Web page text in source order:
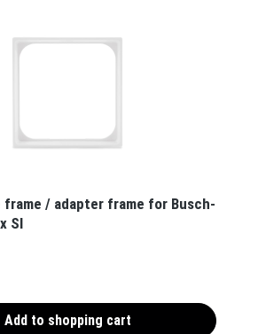
/ adapter frame for Busch-
SI
Add to shopping cart